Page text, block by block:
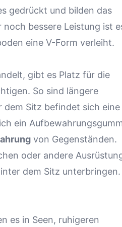
gedrückt und bilden das
bessere Leistung ist
eine V-Form verleiht.
gibt es Platz für die
So sind längere
dem Sitz befindet sich eine
ein
von Gegenständen.
oder andere
dem Sitz unterbringen.
es in Seen, ruhigeren